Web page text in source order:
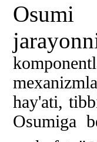
Osumi
hay'ati,
Osumiga